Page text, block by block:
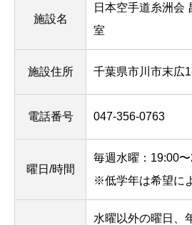
施設名
日本空手道糸洲会
室
施設住所 千葉県市川市末広
電話番号 047-356-0763
曜日/時間
毎週水曜：19:00
※低学年は希望に
水曜以外の曜日、